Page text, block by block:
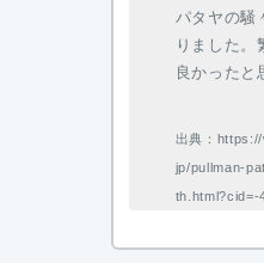
パタヤの騒
りました。
良かったと
出典：
jp/pullman-
th.html?cid=-